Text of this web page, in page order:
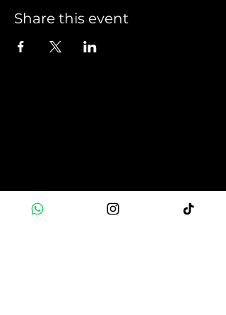
Share this event